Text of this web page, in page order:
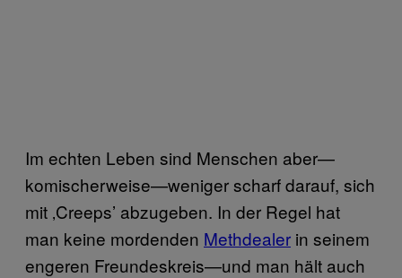
Im echten Leben sind Menschen aber—
komischerweise—weniger scharf darauf, sich
mit ‚Creeps’ abzugeben. In der Regel hat
man keine mordenden Methdealer in seinem
engeren Freundeskreis—und man hält auch